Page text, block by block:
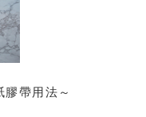
帶用法～